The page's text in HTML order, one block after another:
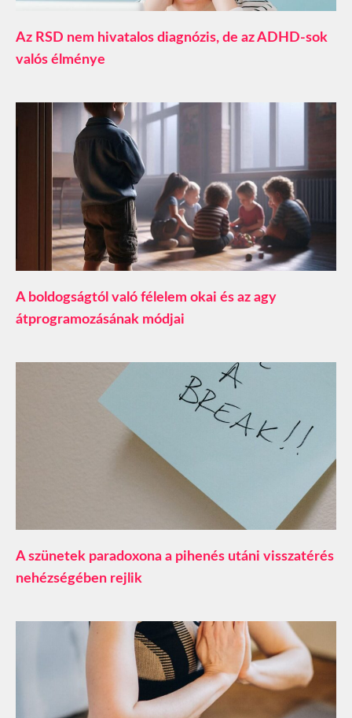
Az RSD nem hivatalos diagnózis, de az ADHD-sok
valós élménye
A boldogságtól való félelem okai és az agy
átprogramozásának módjai
A szünetek paradoxona a pihenés utáni visszatérés
nehézségében rejlik